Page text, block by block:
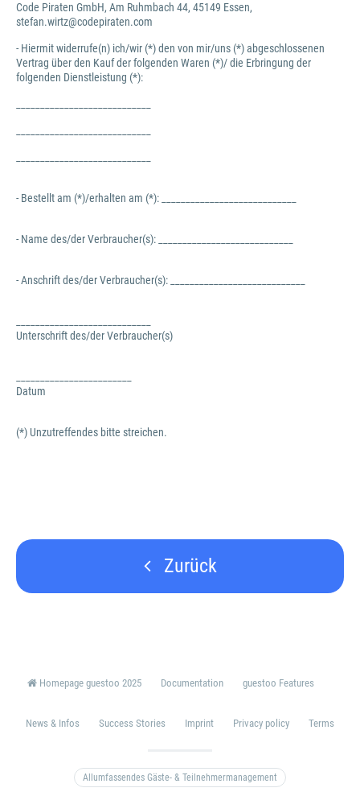
Code Piraten GmbH, Am Ruhmbach 44, 45149 Essen,
stefan.wirtz@codepiraten.com
- Hiermit widerrufe(n) ich/wir (*) den von mir/uns (*) abgeschlossenen
Vertrag über den Kauf der folgenden Waren (*)/ die Erbringung der
folgenden Dienstleistung (*):
- Bestellt am (*)/erhalten am (*): ____________________________
- Name des/der Verbraucher(s): ____________________________
- Anschrift des/der Verbraucher(s): ____________________________
Unterschrift des/der Verbraucher(s)
Datum
(*) Unzutreffendes bitte streichen.
Zurück
Homepage guestoo 2025 Documentation guestoo Features
News & Infos Success Stories Imprint Privacy policy Terms
Allumfassendes Gäste- & Teilnehmermanagement